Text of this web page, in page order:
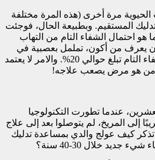
مرة أخرى (هذه المرة مختلفة
المستقيم. وبطبيعة الحال، فوجئت
هو احتمال الشفاء التام من التهاب
يعرف من أكون، تململ بعصبية في
كرسيه. وقال إن فرصة الشفاء التام تبلغ حوالي 20%. والامر لا يعتمد
هو مرض يصعب علاجه!
عندما تطورت التكنولوجيا
إلى المريخ، لم يتوصلوا بعد إلى علاج
أتذكر كيف عولج والدي بمساعدة تدليك
جديد خلال 30-40 سنة؟